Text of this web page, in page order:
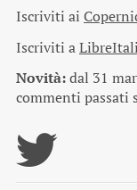
Iscriviti ai
Iscriviti a
Novità:dal 31
commenti passati